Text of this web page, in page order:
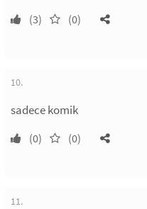
(3) (0)
10.
sadece komik
(0) (0)
11.